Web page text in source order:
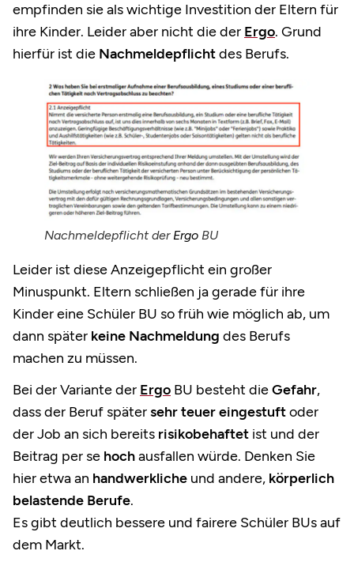
empfinden sie als wichtige Investition der Eltern für
ihre Kinder. Leider aber nicht die der Ergo. Grund
hierfür ist die Nachmeldepflichtdes Berufs.
Nachmeldepflicht derErgo BU
Leider ist diese Anzeigepflicht ein großer
Minuspunkt. Eltern schließen ja gerade für ihre
Kinder eine Schüler BU so früh wie möglich ab, um
dann später keine Nachmeldung des Berufs
machen zu müssen.
Bei der Variante der Ergo BU besteht dieGefahr,
dass der Beruf spätersehr teuer eingestuftoder
der Job an sich bereits risikobehaftet ist und der
Beitrag per se hochausfallen würde. Denken Sie
hier etwa an handwerkliche und andere, körperlich
belastende Berufe.
Es gibt deutlich bessere und fairere Schüler BUs auf
dem Markt.